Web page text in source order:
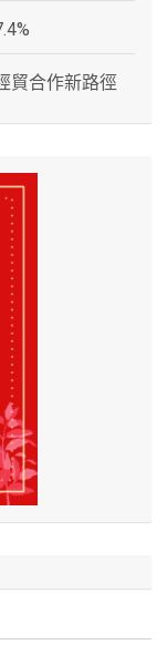
貿合作新路徑